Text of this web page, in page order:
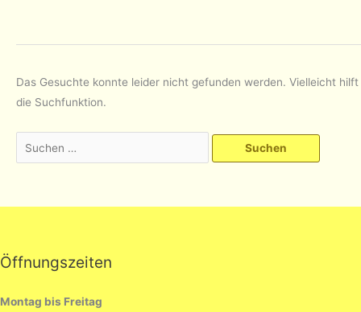
Das Gesuchte konnte leider nicht gefunden werden. Vielleicht hilft
die Suchfunktion.
Suchen
nach:
Öffnungszeiten
Montag bis Freitag